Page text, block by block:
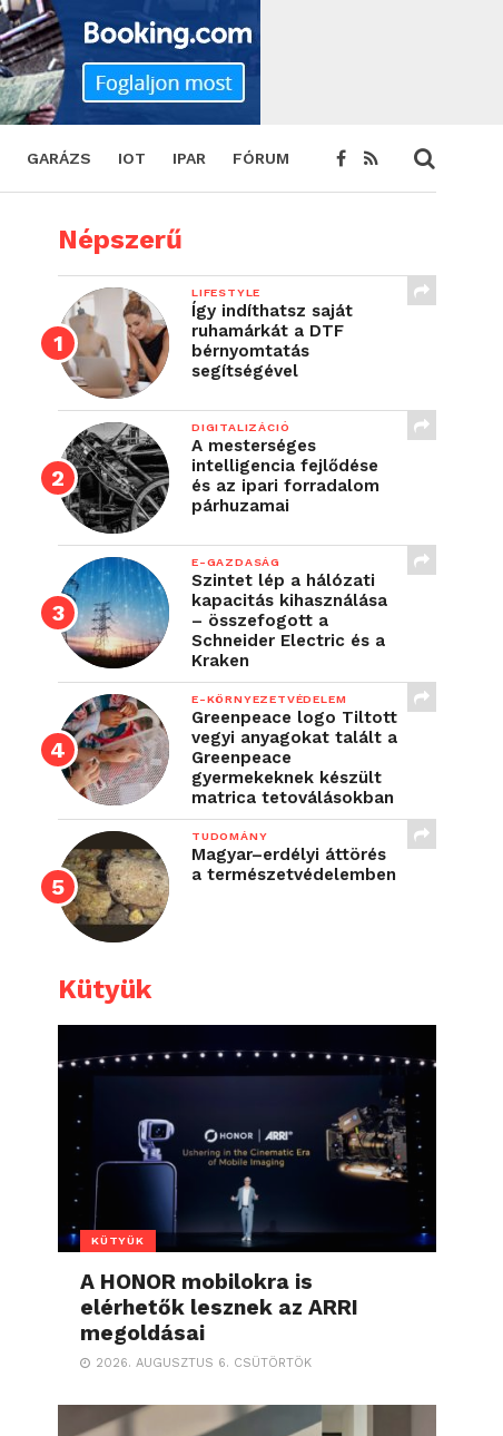
GARÁZS IOT IPAR FÓRUM
Népszerű
LIFESTYLE
Így indíthatsz saját
ruhamárkát a DTF
bérnyomtatás
segítségével
DIGITALIZÁCIÓ
A mesterséges
intelligencia fejlődése
és az ipari forradalom
párhuzamai
E-GAZDASÁG
Szintet lép a hálózati
kapacitás kihasználása
– összefogott a
Schneider Electric és a
Kraken
E-KÖRNYEZETVÉDELEM
Greenpeace logo Tiltott
vegyi anyagokat talált a
Greenpeace
gyermekeknek készült
matrica tetoválásokban
TUDOMÁNY
Magyar–erdélyi áttörés
a természetvédelemben
Kütyük
KÜTYÜK
A HONOR mobilokra is
elérhetők lesznek az ARRI
megoldásai
2026. AUGUSZTUS 6. CSÜTÖRTÖK